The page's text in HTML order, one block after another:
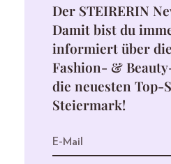
Der STEIRERIN
Damit bist du
informiert über
Fashion- &
die neuesten Top-
Steiermark!